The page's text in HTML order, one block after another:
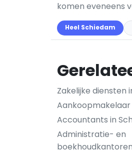
komen eveneens
Heel Schiedam
Zakelijke diensten
Aankoopmakelaar
Accountants in
Administratie- en